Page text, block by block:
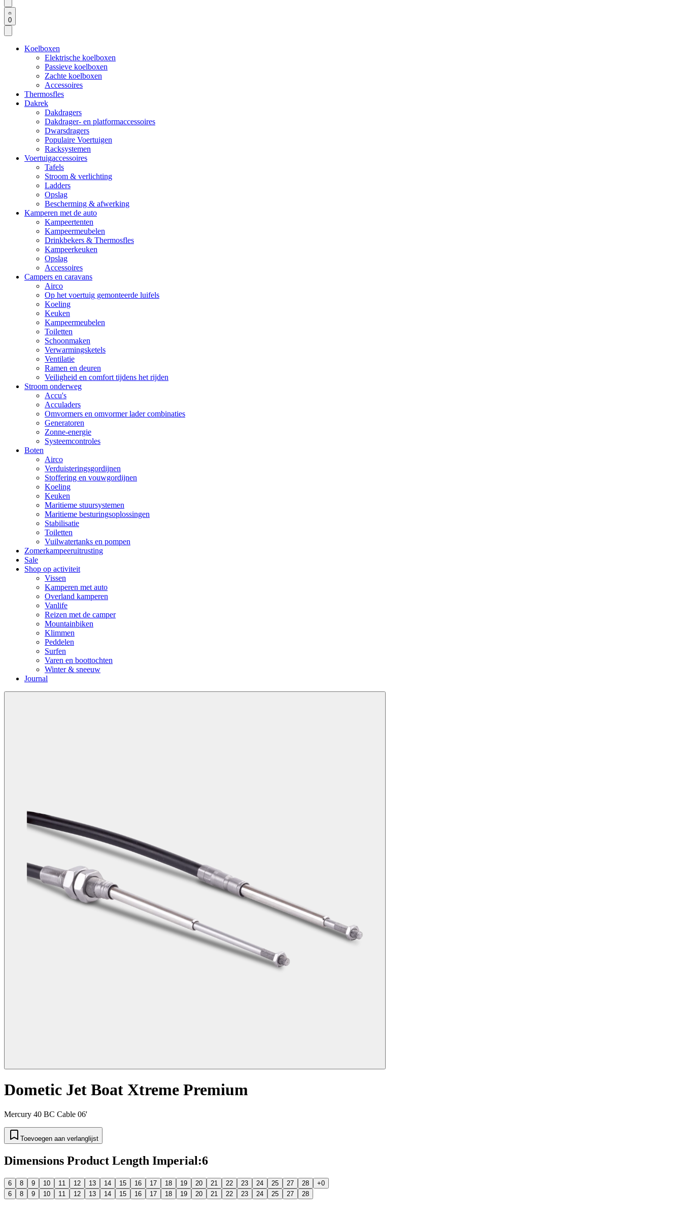
0
Koelboxen
Elektrische koelboxen
Passieve koelboxen
Zachte koelboxen
Accessoires
Thermosfles
Dakrek
Dakdragers
Dakdrager- en platformaccessoires
Dwarsdragers
Populaire Voertuigen
Racksystemen
Voertuigaccessoires
Tafels
Stroom & verlichting
Ladders
Opslag
Bescherming & afwerking
Kamperen met de auto
Kampeertenten
Kampeermeubelen
Drinkbekers & Thermosfles
Kampeerkeuken
Opslag
Accessoires
Campers en caravans
Airco
Op het voertuig gemonteerde luifels
Koeling
Keuken
Kampeermeubelen
Toiletten
Schoonmaken
Verwarmingsketels
Ventilatie
Ramen en deuren
Veiligheid en comfort tijdens het rijden
Stroom onderweg
Accu's
Acculaders
Omvormers en omvormer lader combinaties
Generatoren
Zonne-energie
Systeemcontroles
Boten
Airco
Verduisteringsgordijnen
Stoffering en vouwgordijnen
Koeling
Keuken
Maritieme stuursystemen
Maritieme besturingsoplossingen
Stabilisatie
Toiletten
Vuilwatertanks en pompen
Zomerkampeeruitrusting
Sale
Shop op activiteit
Vissen
Kamperen met auto
Overland kamperen
Vanlife
Reizen met de camper
Mountainbiken
Klimmen
Peddelen
Surfen
Varen en boottochten
Winter & sneeuw
Journal
Dometic Jet Boat Xtreme Premium
Mercury 40 BC Cable 06'
Toevoegen aan verlanglijst
Dimensions Product Length Imperial:6
6 8 9 10 11 12 13 14 15 16 17 18 19 20 21 22 23 24 25 27 28
+0
6
8 9 10 11 12 13 14 15 16 17 18 19 20 21 22 23 24 25 27 28